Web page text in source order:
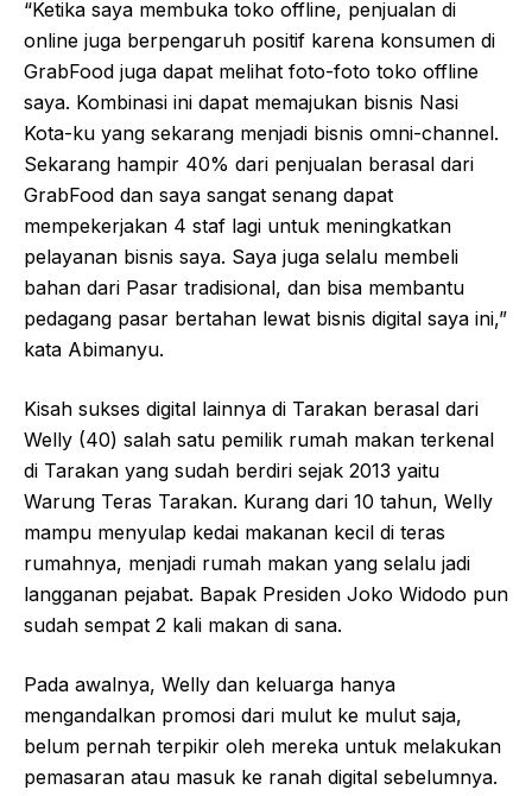
“Ketika saya membuka toko offline, penjualan di
online juga berpengaruh positif karena konsumen di
GrabFood juga dapat melihat foto-foto toko offline
saya. Kombinasi ini dapat memajukan bisnis Nasi
Kota-ku yang sekarang menjadi bisnis omni-channel.
Sekarang hampir 40% dari penjualan berasal dari
GrabFood dan saya sangat senang dapat
mempekerjakan 4 staf lagi untuk meningkatkan
pelayanan bisnis saya. Saya juga selalu membeli
bahan dari Pasar tradisional, dan bisa membantu
pedagang pasar bertahan lewat bisnis digital saya ini,”
kata Abimanyu.
Kisah sukses digital lainnya di Tarakan berasal dari
Welly (40) salah satu pemilik rumah makan terkenal
di Tarakan yang sudah berdiri sejak 2013 yaitu
Warung Teras Tarakan. Kurang dari 10 tahun, Welly
mampu menyulap kedai makanan kecil di teras
rumahnya, menjadi rumah makan yang selalu jadi
langganan pejabat. Bapak Presiden Joko Widodo pun
sudah sempat 2 kali makan di sana.
Pada awalnya, Welly dan keluarga hanya
mengandalkan promosi dari mulut ke mulut saja,
belum pernah terpikir oleh mereka untuk melakukan
pemasaran atau masuk ke ranah digital sebelumnya.